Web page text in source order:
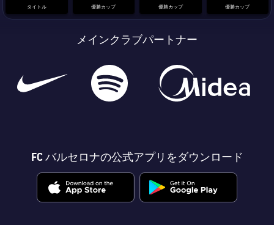
タイトル 優勝カップ 優勝カップ 優勝カップ
メインクラブパートナー
FC バルセロナの公式アプリをダウンロード